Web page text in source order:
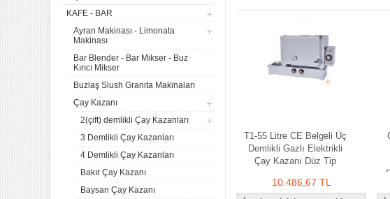
KAFE - BAR
Ayran Makinası - Limonata
Makinası
Bar Blender - Bar Mikser - Buz
Kırıcı Mikser
Buzlaş Slush Granita Makinaları
Çay Kazanı
2(çift) demlikli Çay Kazanları
3 Demlikli Çay Kazanları
4 Demlikli Çay Kazanları
Bakır Çay Kazanı
Baysan Çay Kazanı
T1-55 Litre CE Belgeli Üç
Demlikli Gazlı Elektrikli
Çay Kazanı Düz Tip
10.486,67 TL